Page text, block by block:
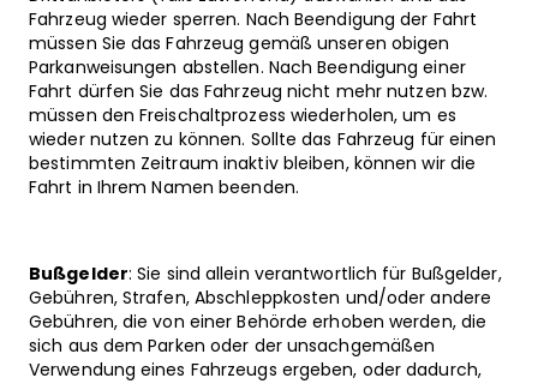
Fahrzeug wieder sperren. Nach Beendigung der Fahrt
müssen Sie das Fahrzeug gemäß unseren obigen
Parkanweisungen abstellen. Nach Beendigung einer
Fahrt dürfen Sie das Fahrzeug nicht mehr nutzen bzw.
müssen den Freischaltprozess wiederholen, um es
wieder nutzen zu können. Sollte das Fahrzeug für einen
bestimmten Zeitraum inaktiv bleiben, können wir die
Fahrt in Ihrem Namen beenden.
Bußgelder: Sie sind allein verantwortlich für Bußgelder,
Gebühren, Strafen, Abschleppkosten und/oder andere
Gebühren, die von einer Behörde erhoben werden, die
sich aus dem Parken oder der unsachgemäßen
Verwendung eines Fahrzeugs ergeben, oder dadurch,